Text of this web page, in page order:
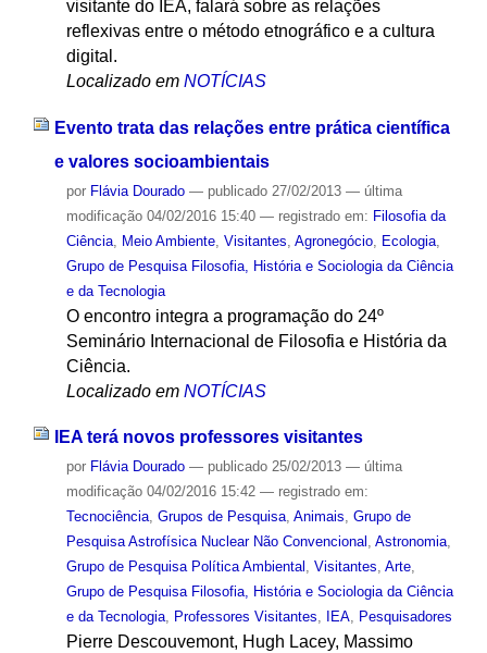
visitante do IEA, falará sobre as relações
reflexivas entre o método etnográfico e a cultura
digital.
Localizado em NOTÍCIAS
Evento trata das relações entre prática científica
e valores socioambientais
por Flávia Dourado — publicado27/02/2013 — última
modificação04/02/2016 15:40 — registrado em: Filosofia da
Ciência, Meio Ambiente, Visitantes Agronegócio, Ecologia,
Grupo de Pesquisa Filosofia, História e Sociologia da Ciência
e da Tecnologia
O encontro integra a programação do 24º
Seminário Internacional de Filosofia e História da
Ciência.
Localizado em NOTÍCIAS
IEA terá novos professores visitantes
por Flávia Dourado — publicado25/02/2013 — última
modificação04/02/2016 15:42 — registrado em:
Tecnociência, Grupos de Pesquisa, Animais, Grupo de
Pesquisa Astrofísica Nuclear Não Convencional , Astronomia,
Grupo de Pesquisa Política Ambiental , Visitantes, Arte,
Grupo de Pesquisa Filosofia, História e Sociologia da Ciência
e da Tecnologia, Professores Visitantes, IEA, Pesquisadores
Pierre Descouvemont, Hugh Lacey, Massimo